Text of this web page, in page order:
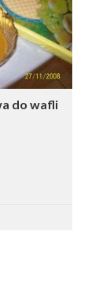
do wafli
listę: